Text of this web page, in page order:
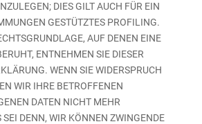
DIES GILT AUCH FÜR EIN
GESTÜTZTES PROFILING.
AUF DENEN EINE
ENTNEHMEN SIE DIESER
WENN SIE WIDERSPRUCH
WIR IHRE BETROFFENEN
DATEN NICHT MEHR
SEI DENN, WIR KÖNNEN ZWINGENDE